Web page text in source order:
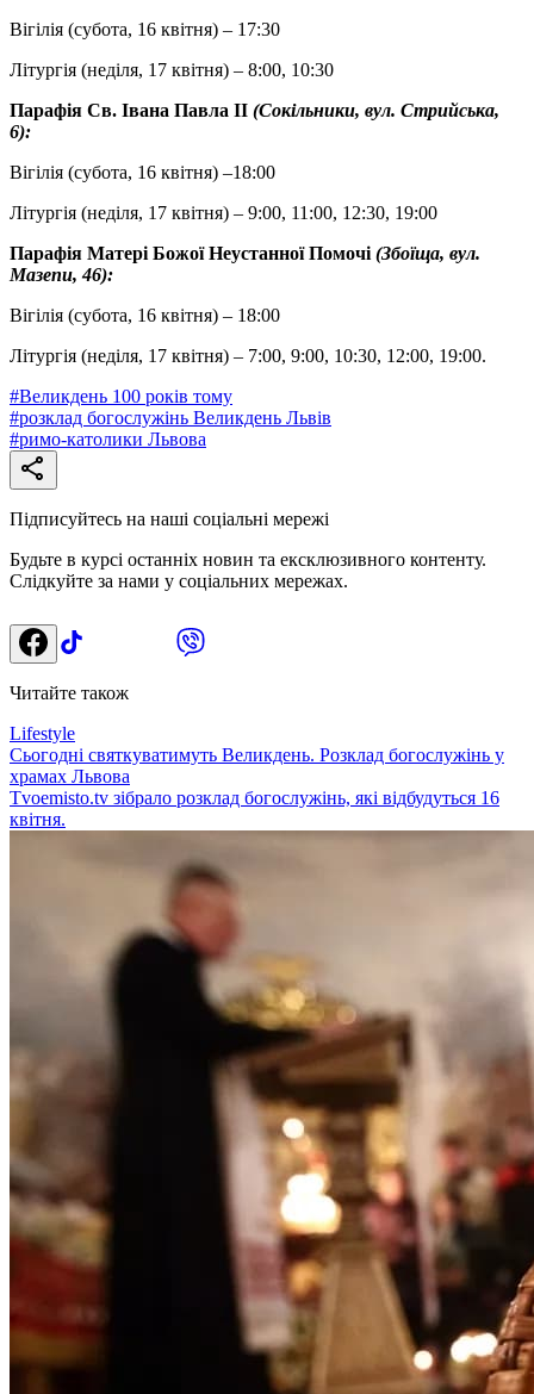
Вігілія (субота, 16 квітня) – 17:30
Літургія (неділя, 17 квітня) – 8:00, 10:30
Парафія Св. Івана Павла ІІ (Сокільники, вул. Стрийська,
6):
Вігілія (субота, 16 квітня) –18:00
Літургія (неділя, 17 квітня) – 9:00, 11:00, 12:30, 19:00
Парафія Матері Божої Неустанної Помочі (Збоїща, вул.
Мазепи, 46):
Вігілія (субота, 16 квітня) – 18:00
Літургія (неділя, 17 квітня) – 7:00, 9:00, 10:30, 12:00, 19:00.
#Великдень 100 років тому
#розклад богослужінь Великдень Львів
#римо-католики Львова
Підписуйтесь на наші соціальні мережі
Будьте в курсі останніх новин та ексклюзивного контенту.
Слідкуйте за нами у соціальних мережах.
Читайте також
Lifestyle
Сьогодні святкуватимуть Великдень. Розклад богослужінь у
храмах Львова
Tvoemisto.tv зібрало розклад богослужінь, які відбудуться 16
квітня.